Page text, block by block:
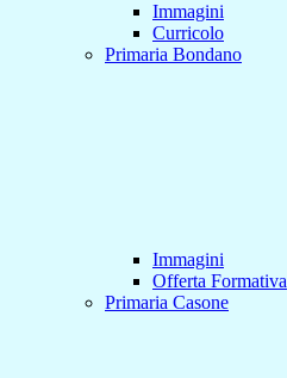
Immagini
Curricolo
Primaria Bondano
Immagini
Offerta Formativa
Primaria Casone